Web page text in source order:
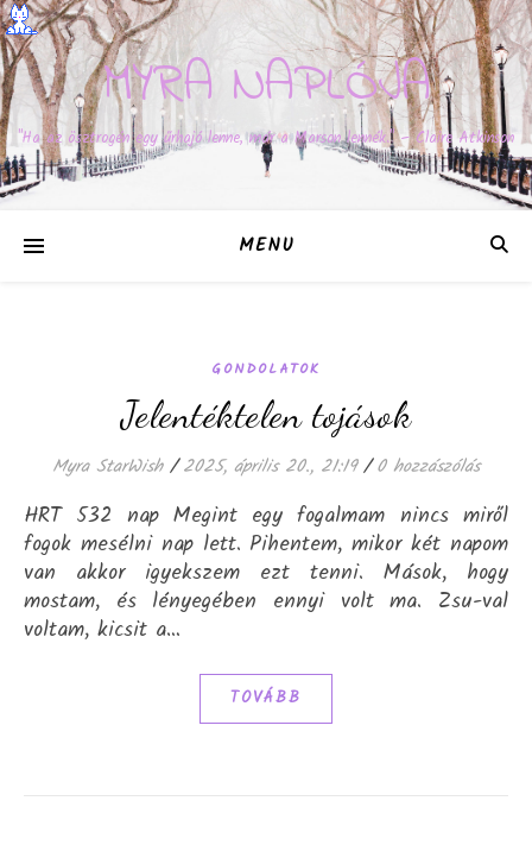
MYRA NAPLÓJA
"Ha az ösztrogén egy űrhajó lenne, már a Marson lennék." – Claire Atkinson
MENU
GONDOLATOK
Jelentéktelen tojások
Myra StarWish / 2025, április 20., 21:19 / 0 hozzászólás
HRT 532 nap Megint egy fogalmam nincs miről
fogok mesélni nap lett. Pihentem, mikor két napom
van akkor igyekszem ezt tenni. Mások, hogy
mostam, és lényegében ennyi volt ma. Zsu-val
voltam, kicsit a…
TOVÁBB